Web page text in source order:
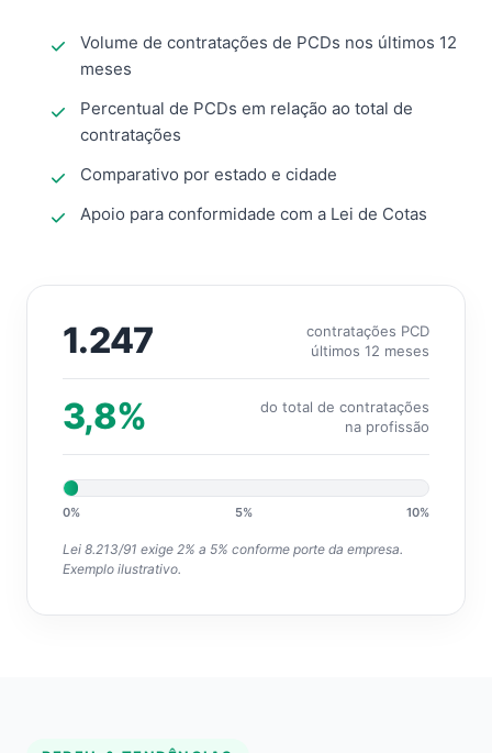
Volume de contratações de PCDs nos últimos 12
meses
Percentual de PCDs em relação ao total de
contratações
Comparativo por estado e cidade
Apoio para conformidade com a Lei de Cotas
1.247
contratações PCD
últimos 12 meses
3,8%
do total de contratações
na profissão
0% 5% 10%
Lei 8.213/91 exige 2% a 5% conforme porte da empresa.
Exemplo ilustrativo.